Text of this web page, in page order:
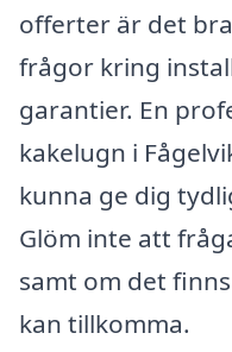
offerter är det
frågor kring
garantier. En
kakelugn i
kunna ge dig
Glöm inte att
samt om det
kan tillkomma.